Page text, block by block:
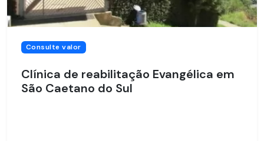
Consulte valor
Clínica de reabilitação Evangélica em
São Caetano do Sul